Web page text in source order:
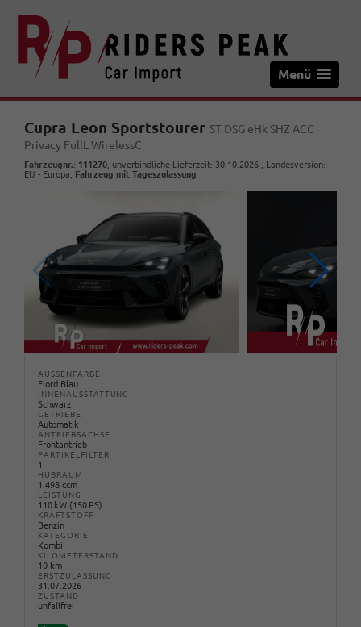
Menü
Cupra Leon Sportstourer ST DSG eHk SHZ ACC
Privacy FullL WirelessC
Fahrzeugnr.: 111270 , unverbindliche Lieferzeit: 30.10.2026 , Landesversion:
EU - Europa, Fahrzeug mit Tageszulassung
AUSSENFARBE
Fiord Blau
INNENAUSSTATTUNG
Schwarz
GETRIEBE
Automatik
ANTRIEBSACHSE
Frontantrieb
PARTIKELFILTER
1
HUBRAUM
1.498 ccm
LEISTUNG
110 kW (150 PS)
KRAFTSTOFF
Benzin
KATEGORIE
Kombi
KILOMETERSTAND
10 km
ERSTZULASSUNG
31.07.2026
ZUSTAND
unfallfrei